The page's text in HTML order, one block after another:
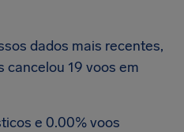
dados mais recentes,
cancelou 19 voos em
e 0.00% voos